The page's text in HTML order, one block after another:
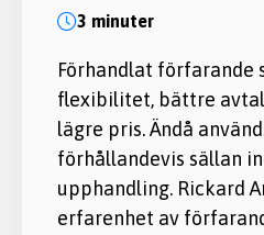
3 minuter
Förhandlat förfarande
flexibilitet, bättre
lägre pris. Ändå
förhållandevis sällan
upphandling. Rickard
erfarenhet av